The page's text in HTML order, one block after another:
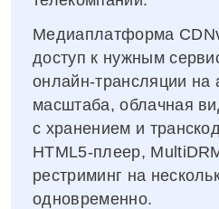
Медиаплатформа
доступ к нужным
онлайн‑трансляции
масштаба, облачная
с хранением и
HTML5‑плеер,
рестриминг на
одновременно.